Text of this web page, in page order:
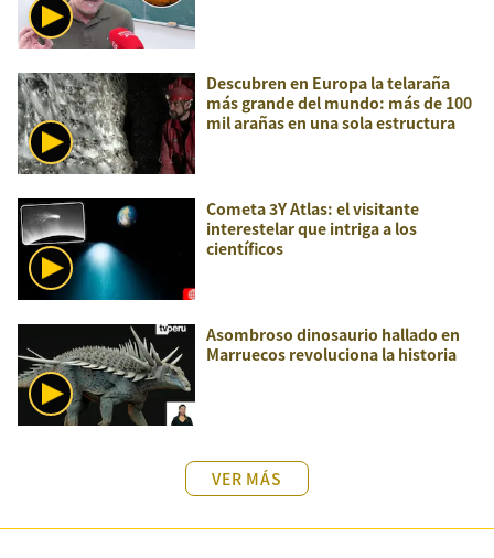
Descubren en Europa la telaraña
más grande del mundo: más de 100
mil arañas en una sola estructura
Cometa 3Y Atlas: el visitante
interestelar que intriga a los
científicos
Asombroso dinosaurio hallado en
Marruecos revoluciona la historia
VER MÁS